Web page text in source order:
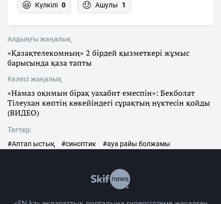
Күлкілі 0 Ашулы 1
Алдыңғы жаңалық
«Қазақтелекомның» 2 бірдей қызметкері жұмыс
барысында қаза тапты
Келесі жаңалық
«Намаз оқимын бірақ уахабит емеспін»: Бекболат
Тілеухан көптің көкейіндегі сұрақтың нүктесін қойды
(ВИДЕО)
Тегтер:
#Аптап ыстық #синоптик #ауа райы болжамы